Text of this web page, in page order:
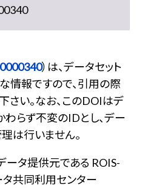
）は、データセット
情報ですので、引用の際
さい。なお、このDOIはデ
わらず不変のIDとし、デー
は行いません。
ータ提供元である ROIS-
共同利用センター